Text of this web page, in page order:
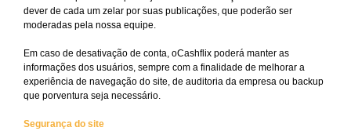
dever de cada um zelar por suas publicações, que poderão ser
moderadas pela nossa equipe.
Em caso de desativação de conta, oCashflix poderá manter as
informações dos usuários, sempre com a finalidade de melhorar a
experiência de navegação do site, de auditoria da empresa ou backup
que porventura seja necessário.
Segurança do site